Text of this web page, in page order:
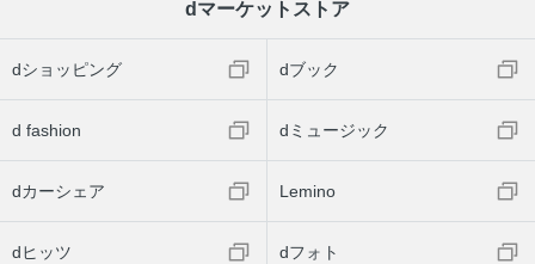
dマーケットストア
dショッピング dブック
d fashion dミュージック
dカーシェア Lemino
dヒッツ dフォト